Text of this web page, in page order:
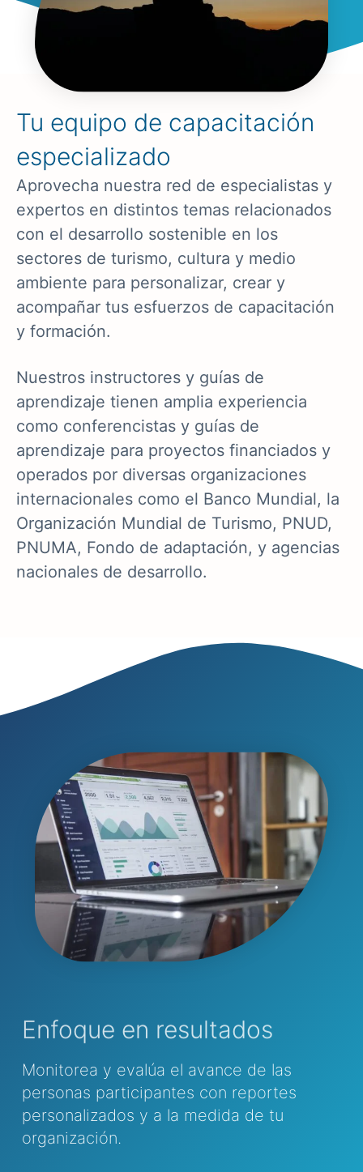
Tu equipo de capacitación
especializado
Aprovecha nuestra red de especialistas y
expertos en distintos temas relacionados
con el desarrollo sostenible en los
sectores de turismo, cultura y medio
ambiente para personalizar, crear y
acompañar tus esfuerzos de capacitación
y formación.
Nuestros instructores y guías de
aprendizaje tienen amplia experiencia
como conferencistas y guías de
aprendizaje para proyectos financiados y
operados por diversas organizaciones
internacionales como el Banco Mundial, la
Organización Mundial de Turismo, PNUD,
PNUMA, Fondo de adaptación, y agencias
nacionales de desarrollo.
Enfoque en resultados
Monitorea y evalúa el avance de las
personas participantes con reportes
personalizados y a la medida de tu
organización.